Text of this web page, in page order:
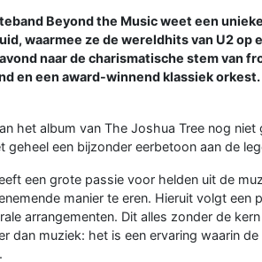
Beyond the Music weet een
waarmee ze de wereldhits van U2
naar de charismatische stem van
en een award-winnend klassiek orkest.
het album van The Joshua Tree nog
geheel een bijzonder eerbetoon aan de
een grote passie voor helden uit de
manier te eren. Hieruit volgt een
arrangementen. Dit alles zonder de
dan muziek: het is een ervaring waarin